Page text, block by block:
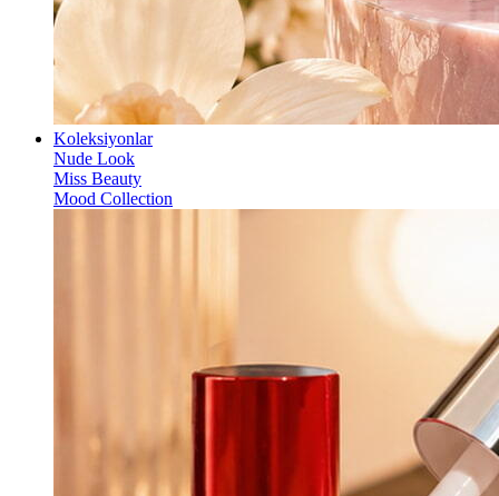
Koleksiyonlar
Nude Look
Miss Beauty
Mood Collection